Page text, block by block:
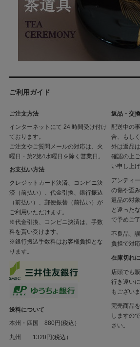
ご利用ガイド
ご注文方法
インターネットにて 24 時間受け付け
ております。
ご注文やご質問メールの対応は、火
曜日・第2第4水曜日を除く営業日。
お支払い方法
クレジットカード決済、コンビニ決
済（前払い）、代金引換、銀行振込
（前払い）、郵便振替（前払い）が
ご利用いただけます。
※代金引換、コンビニ決済は、手数
料を貰い受けます。
※銀行振込手数料はお客様負担とな
ります。
送料について
本州・四国 880円(税込）
九州 1320円(税込）
返品・交
配送中の
合、もし
外は返品
確認の上
い申し上げ
アンティ
の傷や歪
返品の対
と違った
で予めご
不良品、
負担で対
在庫切れ
店頭でも
行き違い
もございま
完売商品
しますの
さい。